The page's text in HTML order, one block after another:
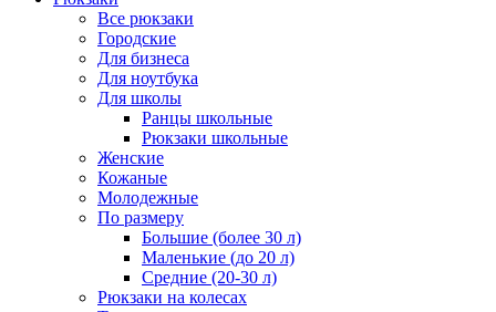
Все рюкзаки
Городские
Для бизнеса
Для ноутбука
Для школы
Ранцы школьные
Рюкзаки школьные
Женские
Кожаные
Молодежные
По размеру
Большие (более 30 л)
Маленькие (до 20 л)
Средние (20-30 л)
Рюкзаки на колесах